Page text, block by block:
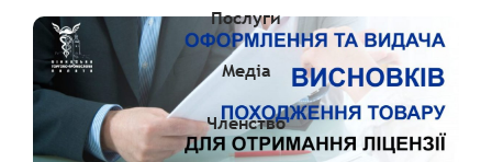
Послуги
Медіа
Членство